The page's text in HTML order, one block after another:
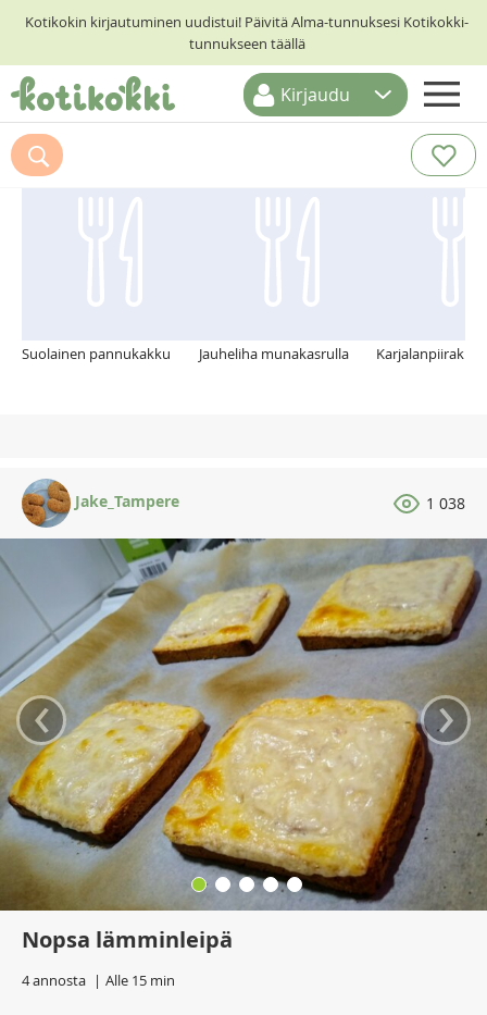
Kotikokin kirjautuminen uudistui! Päivitä Alma-tunnuksesi Kotikokki-
tunnukseen täällä
ETUSIVU
RESEPTIHAKU
Kirjaudu
Suosittelemme myös
Suolainen pannukakku Jauheliha munakasrulla Karjalanpiirakka
Jake_Tampere 1 038
‹ ›
Nopsa lämminleipä
4 annosta Alle 15 min